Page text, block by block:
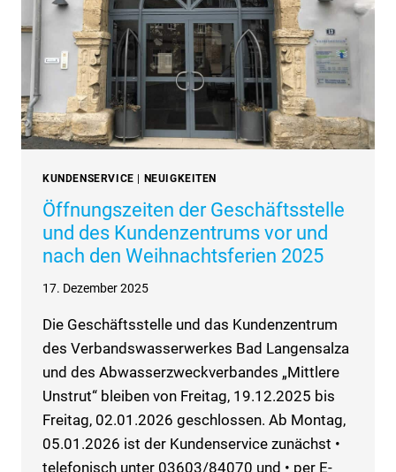
VOM
05.01.
BIS
09.01.2026
KUNDENSERVICE NEUIGKEITEN
Öffnungszeiten der Geschäftsstelle
und des Kundenzentrums vor und
nach den Weihnachtsferien 2025
17. Dezember 2025
Die Geschäftsstelle und das Kundenzentrum
des Verbandswasserwerkes Bad Langensalza
und des Abwasserzweckverbandes „Mittlere
Unstrut“ bleiben von Freitag, 19.12.2025 bis
Freitag, 02.01.2026 geschlossen. Ab Montag,
05.01.2026 ist der Kundenservice zunächst •
telefonisch unter 03603/84070 und • per E-